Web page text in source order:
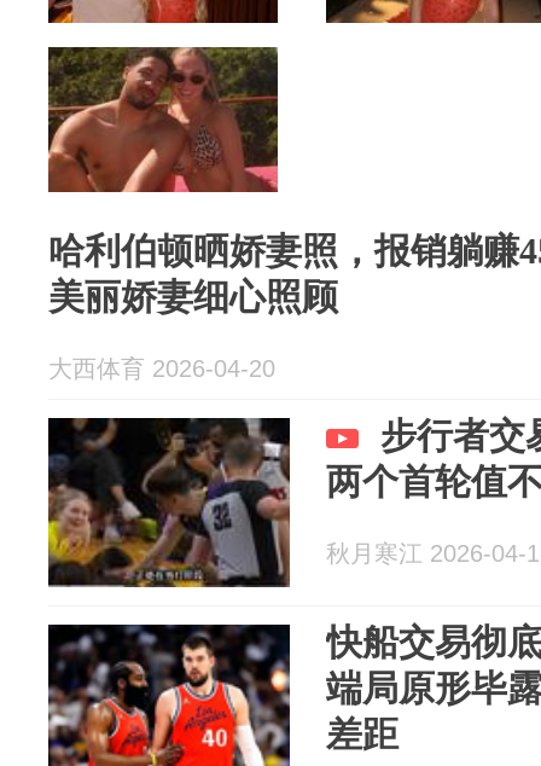
哈利伯顿晒娇妻照，报销躺赚
美丽娇妻细心照顾
大西体育 2026-04-20
步行者交
两个首轮值
秋月寒江 2026-04-
快船交易彻
端局原形毕
差距